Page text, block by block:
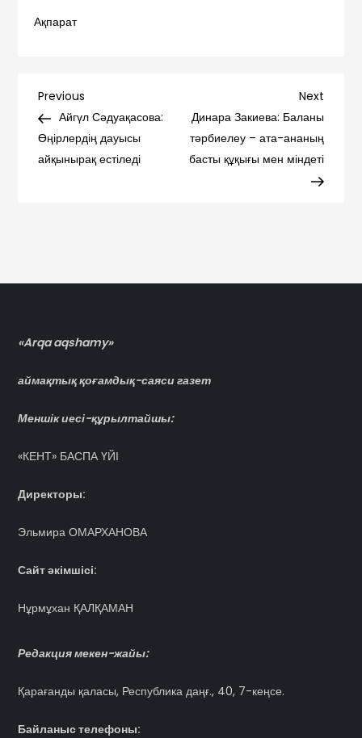
Ақпарат
Навигация
по
Previous
Post
Previous
Айгүл Сәдуақасова:
Өңірлердің дауысы
айқынырақ естіледі
Next
Post
Next
Динара Закиева: Баланы
тәрбиелеу – ата-ананың
басты құқығы мен міндеті
«Arqa aqshamy»
аймақтық қоғамдық-саяси газет
Меншік иесі-құрылтайшы:
«КЕНТ» БАСПА ҮЙІ
Директоры:
Эльмира ОМАРХАНОВА
Сайт әкімшісі:
Нұрмұхан ҚАЛҚАМАН
Редакция мекен-жайы:
Қарағанды қаласы, Республика даңғ., 40, 7-кеңсе.
Байланыс телефоны: